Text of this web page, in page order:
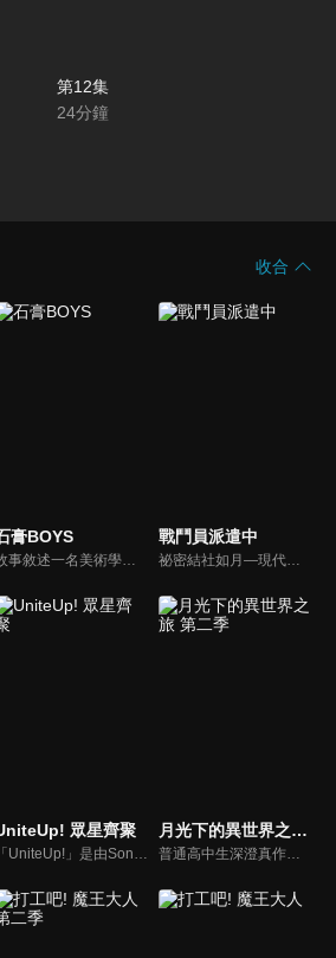
第12集
24分鐘
收合
膏BOYS
故事敘述一名美術學校畢業的少女石本美希因為在校期間不斷繪畫石膏像，對其感到厭煩至極，因此想進入與石膏毫無關係的藝能界發展，卻在入行第一天就擔任經紀公司將拔擢的石膏男孩偶像團體的經紀人，從而引發的笑料與演藝界的奮鬥故事。
戰鬥員派遣中
祕密結社如月—現代地球上無人不知無人不曉的大企業，自稱邪惡組織並作惡多端，打倒英雄們，甚至達成征服世界的壯舉。然而，得手世界之後，就不再需要一大批戰鬥員了。為了解決裁員問題，如月的最高幹部們將宇宙視為新的侵略目標。「戰鬥員六號」與美少女型仿生機器人「如月愛麗絲」因此被派遣到環境跟地球接近的星球，然而當地的人卻正受到「魔王軍」的侵襲──
眾星齊聚
「UniteUp!」是由Sony Music獻上的多次元偶像計畫。以自己作曲的歌曲為中心展現獨一無二之歌聲的「春賀」。藉由高水準的演出展現出壓倒性之存在感的頂尖偶像「Anela」由他們所共織出的歌曲及理念將會帶來嶄新的故事。
月光下的異世界之旅 第二季
普通高中生深澄真作為勇者被召喚到異世界，但被女神嫌太醜，不只被剝奪勇者的名號，還被丟棄荒野。但有著與人外生物溝通、識別文字能力的真，被月讀神授予加護後變得更強，在異世界大放異彩...